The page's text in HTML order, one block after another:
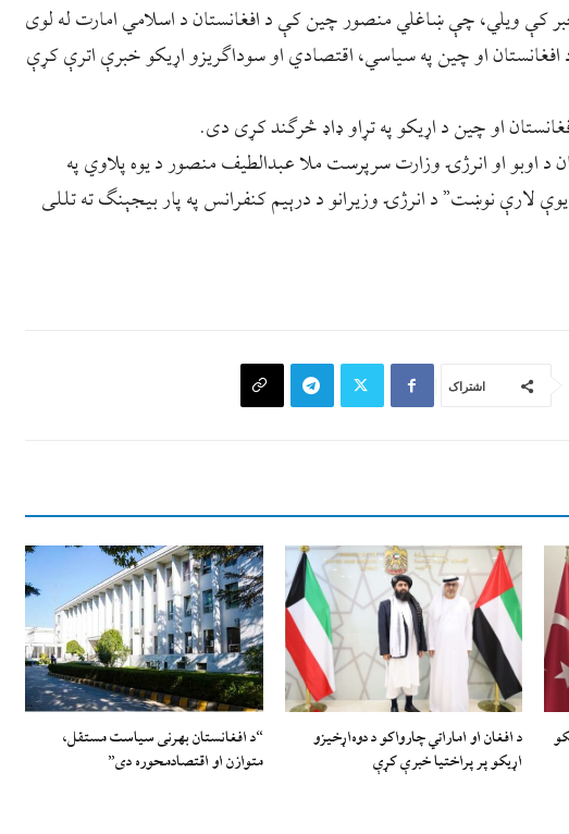
کې ویلي، چې ښاغلي منصور چین کې د افغانستان د اسلامي امارت له لوی
او چین په سیاسي، اقتصادي او سوداګریزو اړیکو خبرې اترې کړې
او چین د اړیکو په تړاو ډاډ څرګند کړی دی.
د اوبو او انرژۍ وزارت سرپرست ملا عبدالطیف منصور د یوه پلاوي په
لارې نوښت” د انرژۍ وزیرانو د درېیم کنفرانس په پار بیجېنګ ته تللی
اشتراک
د افغان او اماراتي چارواکو د دوه‌اړخیزو
اړیکو پر پراختیا خبرې کړې
“د افغانستان بهرنی سیاست مستقل،
متوازن او اقتصادمحوره دی”